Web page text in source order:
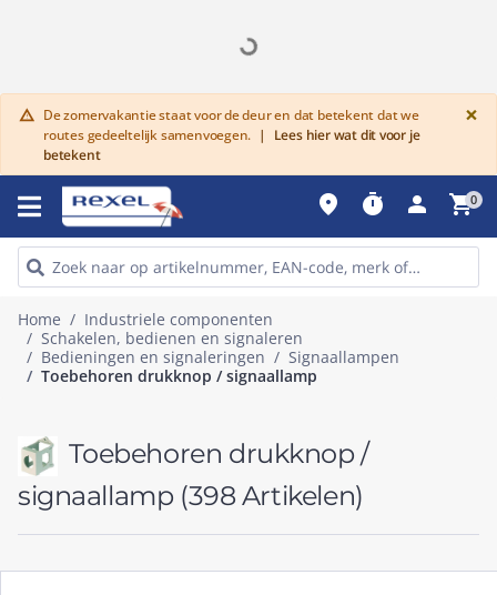
warning De zomervakantie staat voor de deur en dat betekent dat we
routes gedeeltelijk samenvoegen. |
Lees hier wat dit voor je
betekent
×
place timer person shopping_cart0
Home
Industriele componenten
Schakelen, bedienen en signaleren
Bedieningen en signaleringen
Signaallampen
Toebehoren drukknop / signaallamp
Toebehoren drukknop /
signaallamp (398 Artikelen)